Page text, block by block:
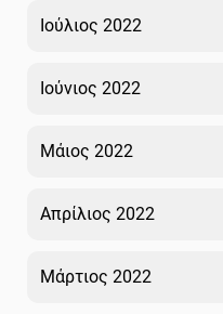
Ιούλιος 2022
Ιούνιος 2022
Μάιος 2022
Απρίλιος 2022
Μάρτιος 2022